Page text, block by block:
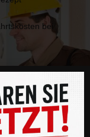
unseren
bei